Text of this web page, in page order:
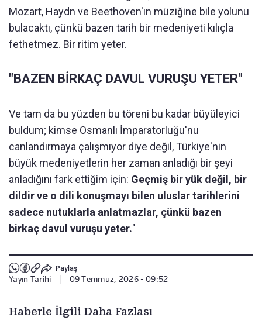
Mozart, Haydn ve Beethoven'ın müziğine bile yolunu
bulacaktı, çünkü bazen tarih bir medeniyeti kılıçla
fethetmez. Bir ritim yeter.
"BAZEN BİRKAÇ DAVUL VURUŞU YETER"
Ve tam da bu yüzden bu töreni bu kadar büyüleyici
buldum; kimse Osmanlı İmparatorluğu'nu
canlandırmaya çalışmıyor diye değil, Türkiye'nin
büyük medeniyetlerin her zaman anladığı bir şeyi
anladığını fark ettiğim için: Geçmiş bir yük değil, bir
dildir ve o dili konuşmayı bilen uluslar tarihlerini
sadece nutuklarla anlatmazlar, çünkü bazen
birkaç davul vuruşu yeter."
Paylaş
Yayın Tarihi | 09 Temmuz, 2026 - 09:52
Haberle İlgili Daha Fazlası